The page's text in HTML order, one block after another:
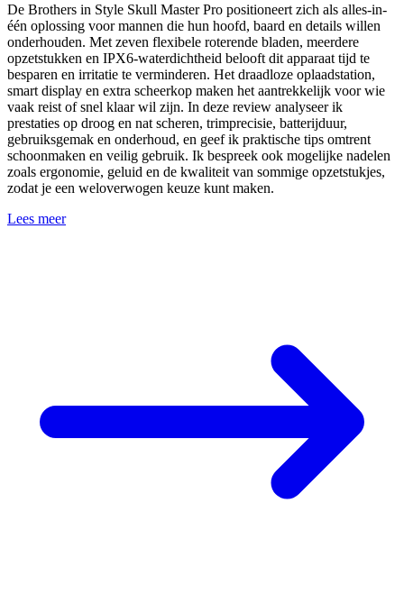
De Brothers in Style Skull Master Pro positioneert zich als alles-in-
één oplossing voor mannen die hun hoofd, baard en details willen
onderhouden. Met zeven flexibele roterende bladen, meerdere
opzetstukken en IPX6-waterdichtheid belooft dit apparaat tijd te
besparen en irritatie te verminderen. Het draadloze oplaadstation,
smart display en extra scheerkop maken het aantrekkelijk voor wie
vaak reist of snel klaar wil zijn. In deze review analyseer ik
prestaties op droog en nat scheren, trimprecisie, batterijduur,
gebruiksgemak en onderhoud, en geef ik praktische tips omtrent
schoonmaken en veilig gebruik. Ik bespreek ook mogelijke nadelen
zoals ergonomie, geluid en de kwaliteit van sommige opzetstukjes,
zodat je een weloverwogen keuze kunt maken.
Lees meer